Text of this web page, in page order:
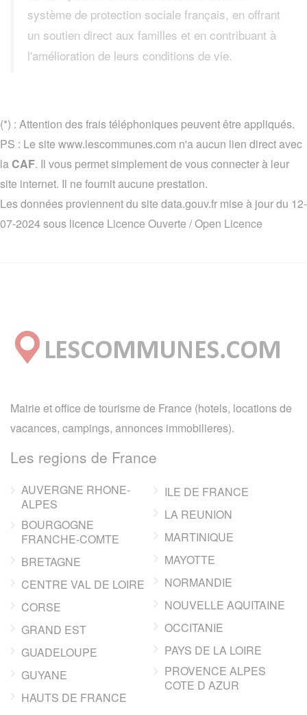
système de protection sociale français, en offrant
un soutien direct aux familles et en contribuant à
l'amélioration de leurs conditions de vie.
(*) : Attention des frais téléphoniques peuvent être appliqués.
PS : Le site www.lescommunes.com n'a aucun lien direct avec
laCAF. Il vous permet simplement de vous connecter à leur
site internet. Il ne fournit aucune prestation.
Les données proviennent du site data.gouv.fr mise à jour du 12-
07-2024 sous licence Licence Ouverte / Open Licence
Mairie et office de tourisme de France (hotels, locations de
vacances, campings, annonces immobilieres).
Les regions de France
AUVERGNE RHONE-
ALPES
BOURGOGNE
FRANCHE-COMTE
BRETAGNE
CENTRE VAL DE LOIRE
CORSE
GRAND EST
GUADELOUPE
GUYANE
HAUTS DE FRANCE
ILE DE FRANCE
LA REUNION
MARTINIQUE
MAYOTTE
NORMANDIE
NOUVELLE AQUITAINE
OCCITANIE
PAYS DE LA LOIRE
PROVENCE ALPES
COTE D AZUR